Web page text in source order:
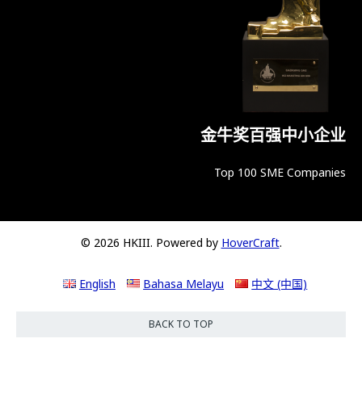
金牛奖百强中小企业
Top 100 SME Companies
© 2026 HKIII. Powered by HoverCraft.
English Bahasa Melayu 中文 (中国)
BACK TO TOP